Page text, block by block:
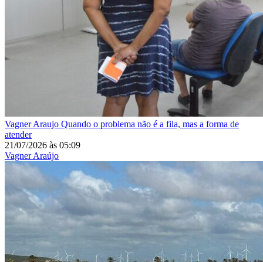
Vagner Araujo Quando o problema não é a fila, mas a forma de
atender
21/07/2026 às 05:09
Vagner Araújo